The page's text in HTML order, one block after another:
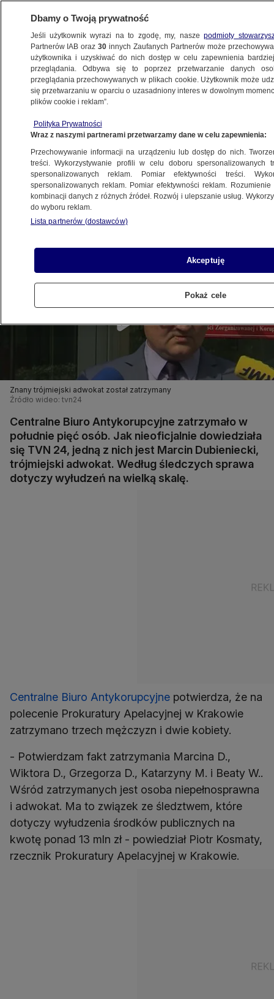
TRÓJMIASTO
wśród zatrzymanych przez CBA.
"Wyłudzenie 13 mln złotych"
23.08.2015, 14:00Aktualizacja: 23.08.2015, 15:54
Udostępnij
Znany trójmiejski adwokat został zatrzymany
Źródło wideo: tvn24
Centralne Biuro Antykorupcyjne zatrzymało w
południe pięć osób. Jak nieoficjalnie dowiedziała
się TVN 24, jedną z nich jest Marcin Dubieniecki,
trójmiejski adwokat. Według śledczych sprawa
dotyczy wyłudzeń na wielką skalę.
Centralne Biuro Antykorupcyjne potwierdza, że na
polecenie Prokuratury Apelacyjnej w Krakowie
zatrzymano trzech mężczyzn i dwie kobiety.
- Potwierdzam fakt zatrzymania Marcina D.,
Wiktora D., Grzegorza D., Katarzyny M. i Beaty W..
Wśród zatrzymanych jest osoba niepełnosprawna
i adwokat. Ma to związek ze śledztwem, które
dotyczy wyłudzenia środków publicznych na
kwotę ponad 13 mln zł - powiedział Piotr Kosmaty,
rzecznik Prokuratury Apelacyjnej w Krakowie.
Dbamy o Twoją prywatność
Jeśli użytkownik wyrazi na to zgodę, my, naszepodmioty
Partnerów IAB oraz30 innych Zaufanych Partnerów może
użytkownika i uzyskiwać do nich dostęp w celu zapewnienia
przeglądania. Odbywa się to poprzez przetwarzanie danych
przeglądania przechowywanych w plikach cookie. Użytkownik może
się przetwarzaniu w oparciu o uzasadniony interes w dowolnym
plików cookie i reklam”.
Polityka Prywatności
Wraz z naszymi partnerami przetwarzamy dane w celu zapewnienia:
Przechowywanie informacji na urządzeniu lub dostęp do nich.
treści. Wykorzystywanie profili w celu doboru spersonalizowanych
spersonalizowanych reklam. Pomiar efektywności treści.
spersonalizowanych reklam. Pomiar efektywności reklam.
kombinacji danych z różnych źródeł. Rozwój i ulepszanie usług.
do wyboru reklam.
Lista partnerów (dostawców)
Akceptuję
Pokaż cele